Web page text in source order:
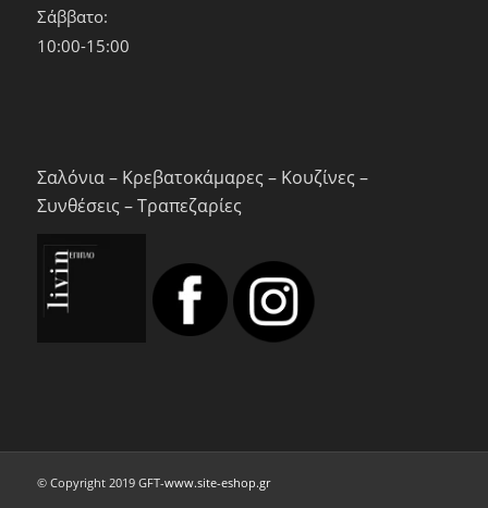
Σάββατο:
10:00-15:00
Σαλόνια – Κρεβατοκάμαρες – Κουζίνες –
Συνθέσεις – Τραπεζαρίες
© Copyright 2019 GFT-www.site-eshop.gr